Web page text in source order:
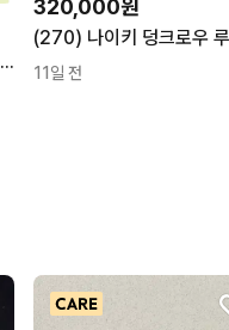
프로미스나인 프미나 F4구역 1열
320,000원
11일 전